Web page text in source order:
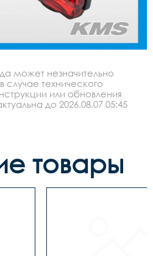
может незначительно
случае технического
или обновления
до 2026.08.07 05:45
товары